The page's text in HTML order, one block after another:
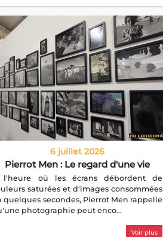
6 juillet 2026
Pierrot Men : Le regard d'une vie
l'heure où les écrans débordent de
saturées et d'images consommées
quelques secondes, Pierrot Men rappelle
photographie peut enco...
Voir plus